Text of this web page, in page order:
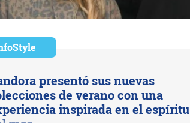
presentó sus nuevas
de verano con una
inspirada en el espíritu